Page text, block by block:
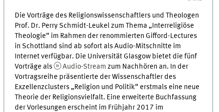
Die Vorträge des Religionswissenschaftlers und Theologen
Prof. Dr. Perry Schmidt-Leukel zum Thema „Interreligiöse
Theologie“ im Rahmen der renommierten Gifford-Lectures
in Schottland sind ab sofort als Audio-Mitschnitte im
Internet verfügbar. Die Universität Glasgow bietet die fünf
Vorträge als
Audio-Stream zum Nachhören an. In der
Vortragsreihe präsentierte der Wissenschaftler des
Exzellenzclusters „Religion und Politik“ erstmals eine neue
Theorie der Religionsvielfalt. Eine erweiterte Buchfassung
der Vorlesungen erscheint im Frühjahr 2017 im